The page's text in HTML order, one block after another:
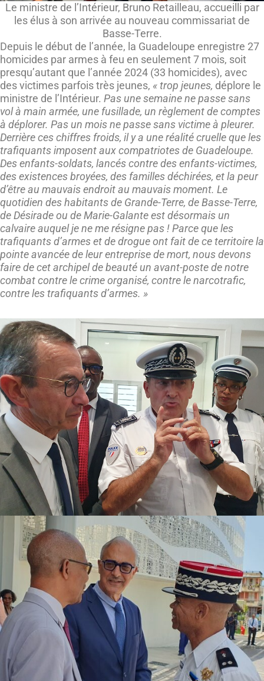
Le ministre de l’Intérieur, Bruno Retailleau, accueilli par
les élus à son arrivée au nouveau commissariat de
Basse-Terre.
Depuis le début de l’année, la Guadeloupe enregistre 27
homicides par armes à feu en seulement 7 mois, soit
presqu’autant que l’année 2024 (33 homicides), avec
des victimes parfois très jeunes, « trop jeunes, déplore le
ministre de l’Intérieur. Pas une semaine ne passe sans
vol à main armée, une fusillade, un règlement de comptes
à déplorer. Pas un mois ne passe sans victime à pleurer.
Derrière ces chiffres froids, il y a une réalité cruelle que les
trafiquants imposent aux compatriotes de Guadeloupe.
Des enfants-soldats, lancés contre des enfants-victimes,
des existences broyées, des familles déchirées, et la peur
d’être au mauvais endroit au mauvais moment. Le
quotidien des habitants de Grande-Terre, de Basse-Terre,
de Désirade ou de Marie-Galante est désormais un
calvaire auquel je ne me résigne pas ! Parce que les
trafiquants d’armes et de drogue ont fait de ce territoire la
pointe avancée de leur entreprise de mort, nous devons
faire de cet archipel de beauté un avant-poste de notre
combat contre le crime organisé, contre le narcotrafic,
contre les trafiquants d’armes. »